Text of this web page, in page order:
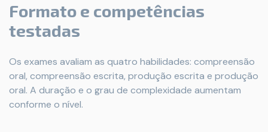
Formato e competências
testadas
Os exames avaliam as quatro habilidades: compreensão
oral, compreensão escrita, produção escrita e produção
oral. A duração e o grau de complexidade aumentam
conforme o nível.